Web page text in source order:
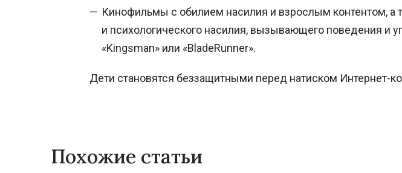
Кинофильмы с обилием насилия и взрослым контентом,
и психологического насилия, вызывающего поведения и
«Kingsman» или «BladeRunner».
Дети становятся беззащитными перед натиском Интернет-
Похожие статьи